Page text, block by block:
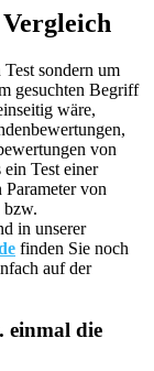
sondern um
gesuchten Begriff
wäre,
von
Test einer
von
bzw.
in unserer
finden Sie noch
auf der
einmal die